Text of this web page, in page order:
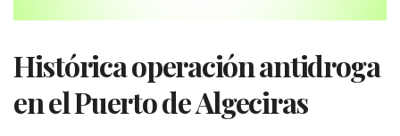
Histórica operación antidroga
en el Puerto de Algeciras